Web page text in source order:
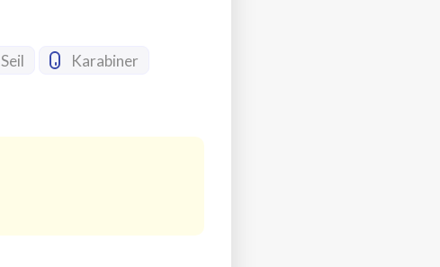
Seil Karabiner